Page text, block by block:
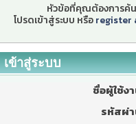
หัวข้อที่คุณต้องการค้
โปรดเข้าสู่ระบบ หรือ register
เข้าสู่ระบบ
ชื่อผู้ใช้ง
รหัสผ่